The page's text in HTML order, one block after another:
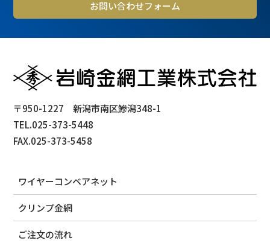
お問い合わせフォーム
〒950-1227 新潟市南区鰺潟348-1
TEL.025-373-5448
FAX.025-373-5458
ワイヤーコンベアネット
クリンプ金網
ご注文の流れ